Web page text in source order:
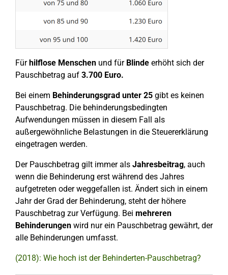
Fürhilflose Menschen und für Blinde erhöht sich der
Pauschbetrag auf 3.700 Euro.
Bei einem Behinderungsgrad unter 25 gibt es keinen
Pauschbetrag. Die behinderungsbedingten
Aufwendungen müssen in diesem Fall als
außergewöhnliche Belastungen in die Steuererklärung
eingetragen werden.
Der Pauschbetrag gilt immer als Jahresbeitrag, auch
wenn die Behinderung erst während des Jahres
aufgetreten oder weggefallen ist. Ändert sich in einem
Jahr der Grad der Behinderung, steht der höhere
Pauschbetrag zur Verfügung. Bei mehreren
Behinderungen wird nur ein Pauschbetrag gewährt, der
alle Behinderungen umfasst.
(2018): Wie hoch ist der Behinderten-Pauschbetrag?